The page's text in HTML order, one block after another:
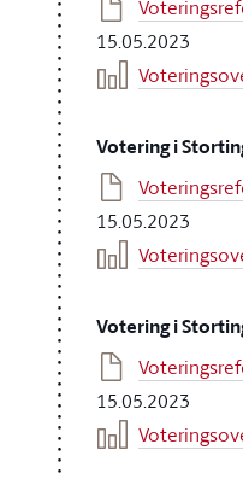
15.05.2023
Votering i
15.05.2023
Votering i
15.05.2023